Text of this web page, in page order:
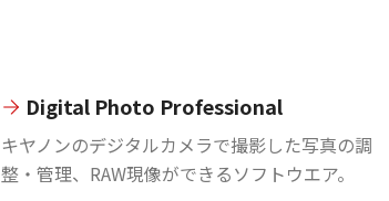
Digital Photo Professional
キヤノンのデジタルカメラで撮影した写真の調
整・管理、RAW現像ができるソフトウエア。